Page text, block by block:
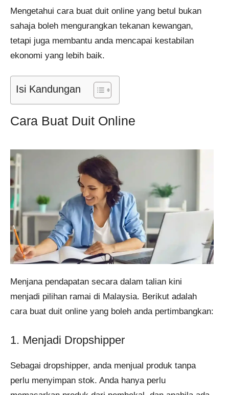
Mengetahui cara buat duit online yang betul bukan
sahaja boleh mengurangkan tekanan kewangan,
tetapi juga membantu anda mencapai kestabilan
ekonomi yang lebih baik.
Isi Kandungan
Cara Buat Duit Online
Menjana pendapatan secara dalam talian kini
menjadi pilihan ramai di Malaysia. Berikut adalah
cara buat duit online yang boleh anda pertimbangkan:
1. Menjadi Dropshipper
Sebagai dropshipper, anda menjual produk tanpa
perlu menyimpan stok. Anda hanya perlu